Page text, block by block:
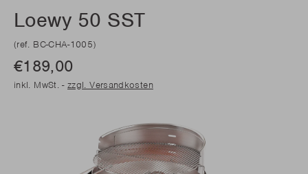
Loewy 50 SST
(ref. BC-CHA-1005)
€189,00
inkl. MwSt. -zzgl. Versandkosten